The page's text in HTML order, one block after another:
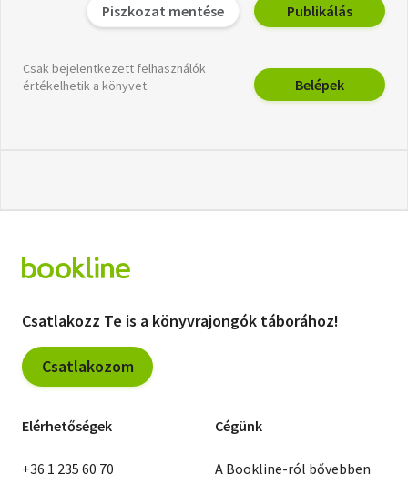
Piszkozat mentése Publikálás
Csak bejelentkezett felhasználók
értékelhetik a könyvet.
Belépek
Csatlakozz Te is a könyvrajongók táborához!
Csatlakozom
Elérhetőségek
+36 1 235 60 70
Cégünk
A Bookline-ról bővebben